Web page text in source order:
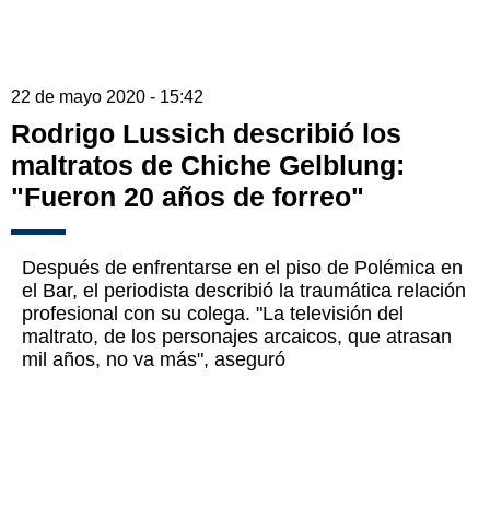
22 de mayo 2020 - 15:42
Rodrigo Lussich describió los
maltratos de Chiche Gelblung:
"Fueron 20 años de forreo"
Después de enfrentarse en el piso de Polémica en
el Bar, el periodista describió la traumática relación
profesional con su colega. "La televisión del
maltrato, de los personajes arcaicos, que atrasan
mil años, no va más", aseguró